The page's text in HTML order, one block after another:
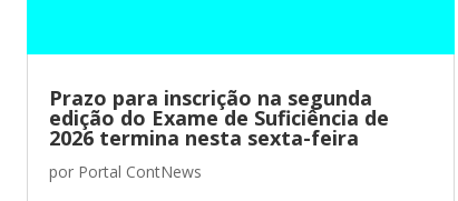
Prazo para inscrição na segunda
edição do Exame de Suficiência de
2026 termina nesta sexta-feira
por Portal ContNews